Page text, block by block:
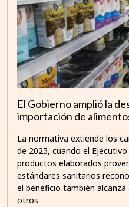
El Gobierno amplió la
importación de
La normativa extiende los
de 2025, cuando el
productos elaborados
estándares sanitarios
el beneficio también
otros